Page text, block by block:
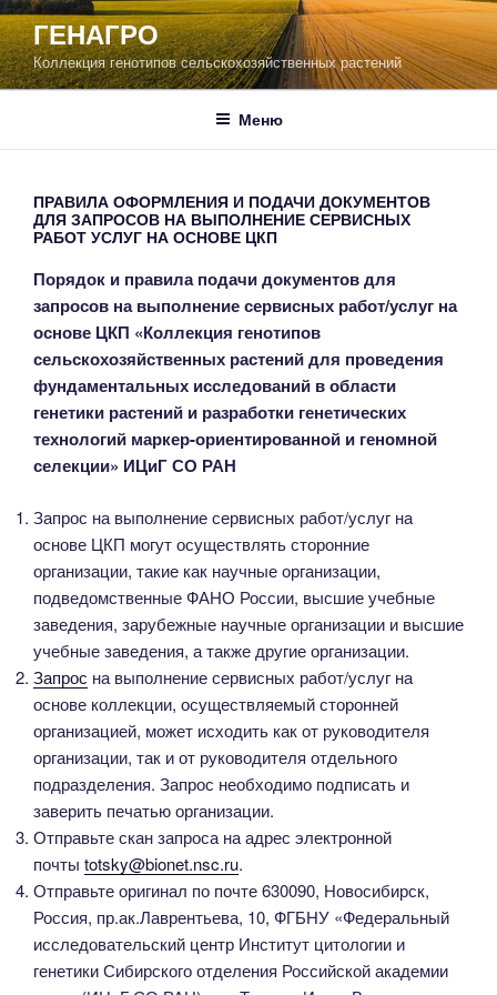
Перейти
к
содержимому
ГЕНАГРО
Коллекция генотипов сельскохозяйственных растений
Меню
ПРАВИЛА ОФОРМЛЕНИЯ И ПОДАЧИ ДОКУМЕНТОВ
ДЛЯ ЗАПРОСОВ НА ВЫПОЛНЕНИЕ СЕРВИСНЫХ
РАБОТ УСЛУГ НА ОСНОВЕ ЦКП
Порядок и правила подачи документов для
запросов на выполнение сервисных работ/услуг на
основе ЦКП «Коллекция генотипов
сельскохозяйственных растений для проведения
фундаментальных исследований в области
генетики растений и разработки генетических
технологий маркер-ориентированной и геномной
селекции» ИЦиГ СО РАН
Запрос на выполнение сервисных работ/услуг на
основе ЦКП могут осуществлять сторонние
организации, такие как научные организации,
подведомственные ФАНО России, высшие учебные
заведения, зарубежные научные организации и высшие
учебные заведения, а также другие организации.
Запрос на выполнение сервисных работ/услуг на
основе коллекции, осуществляемый сторонней
организацией, может исходить как от руководителя
организации, так и от руководителя отдельного
подразделения. Запрос необходимо подписать и
заверить печатью организации.
Отправьте скан запроса на адрес электронной
почты totsky@bionet.nsc.ru.
Отправьте оригинал по почте 630090, Новосибирск,
Россия, пр.ак.Лаврентьева, 10, ФГБНУ «Федеральный
исследовательский центр Институт цитологии и
генетики Сибирского отделения Российской академии